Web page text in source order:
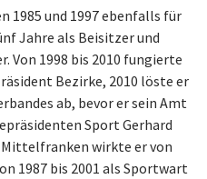
1985 und 1997 ebenfalls für
Jahre als Beisitzer und
Von 1998 bis 2010 fungierte
Bezirke, 2010 löste er
ab, bevor er sein Amt
Sport Gerhard
Mittelfranken wirkte er von
1987 bis 2001 als Sportwart